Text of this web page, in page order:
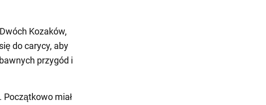
Kozaków,
do carycy, aby
przygód i
miał